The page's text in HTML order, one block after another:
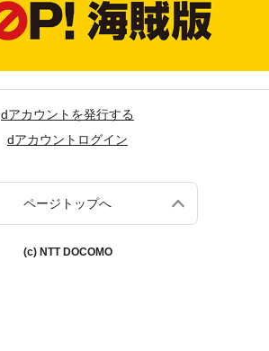
dアカウントを発行する
dアカウントログイン
ページトップへ
(c) NTT DOCOMO